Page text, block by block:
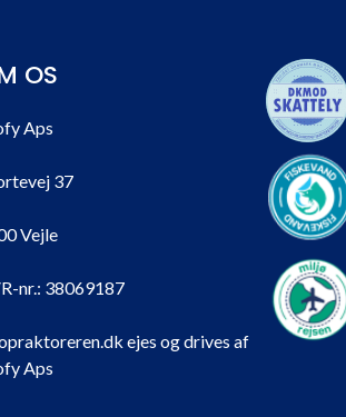
OS
Aps
37
Vejle
nr.: 38069187
ejes og drives af
Aps